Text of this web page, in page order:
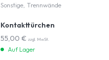
Sonstige, Trennwände
Kontakttürchen
55,00 € zzgl. MwSt.
Auf Lager